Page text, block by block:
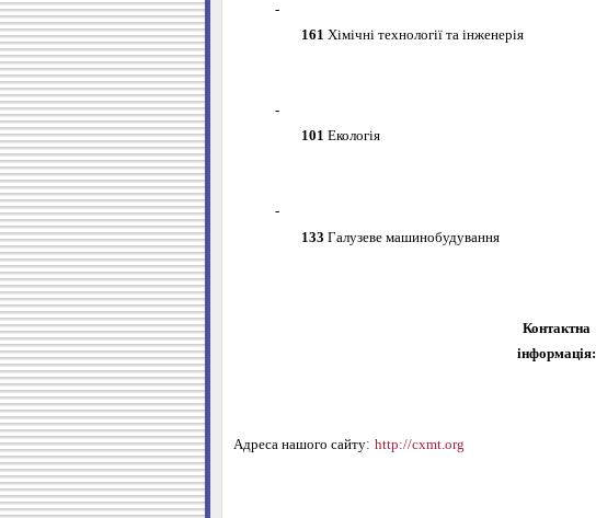
-
161 Хімічні технології та інженерія
-
101 Екологія
-
133 Галузеве машинобудування
Контактна
інформація:
Адреса нашого сайту: http://cxmt.org